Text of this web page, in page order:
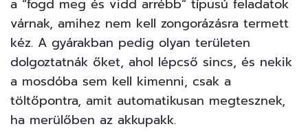
a “fogd meg és vidd arrébb” típusú feladatok
várnak, amihez nem kell zongorázásra termett
kéz. A gyárakban pedig olyan területen
dolgoztatnák őket, ahol lépcső sincs, és nekik
a mosdóba sem kell kimenni, csak a
töltőpontra, amit automatikusan megtesznek,
ha merülőben az akkupakk.